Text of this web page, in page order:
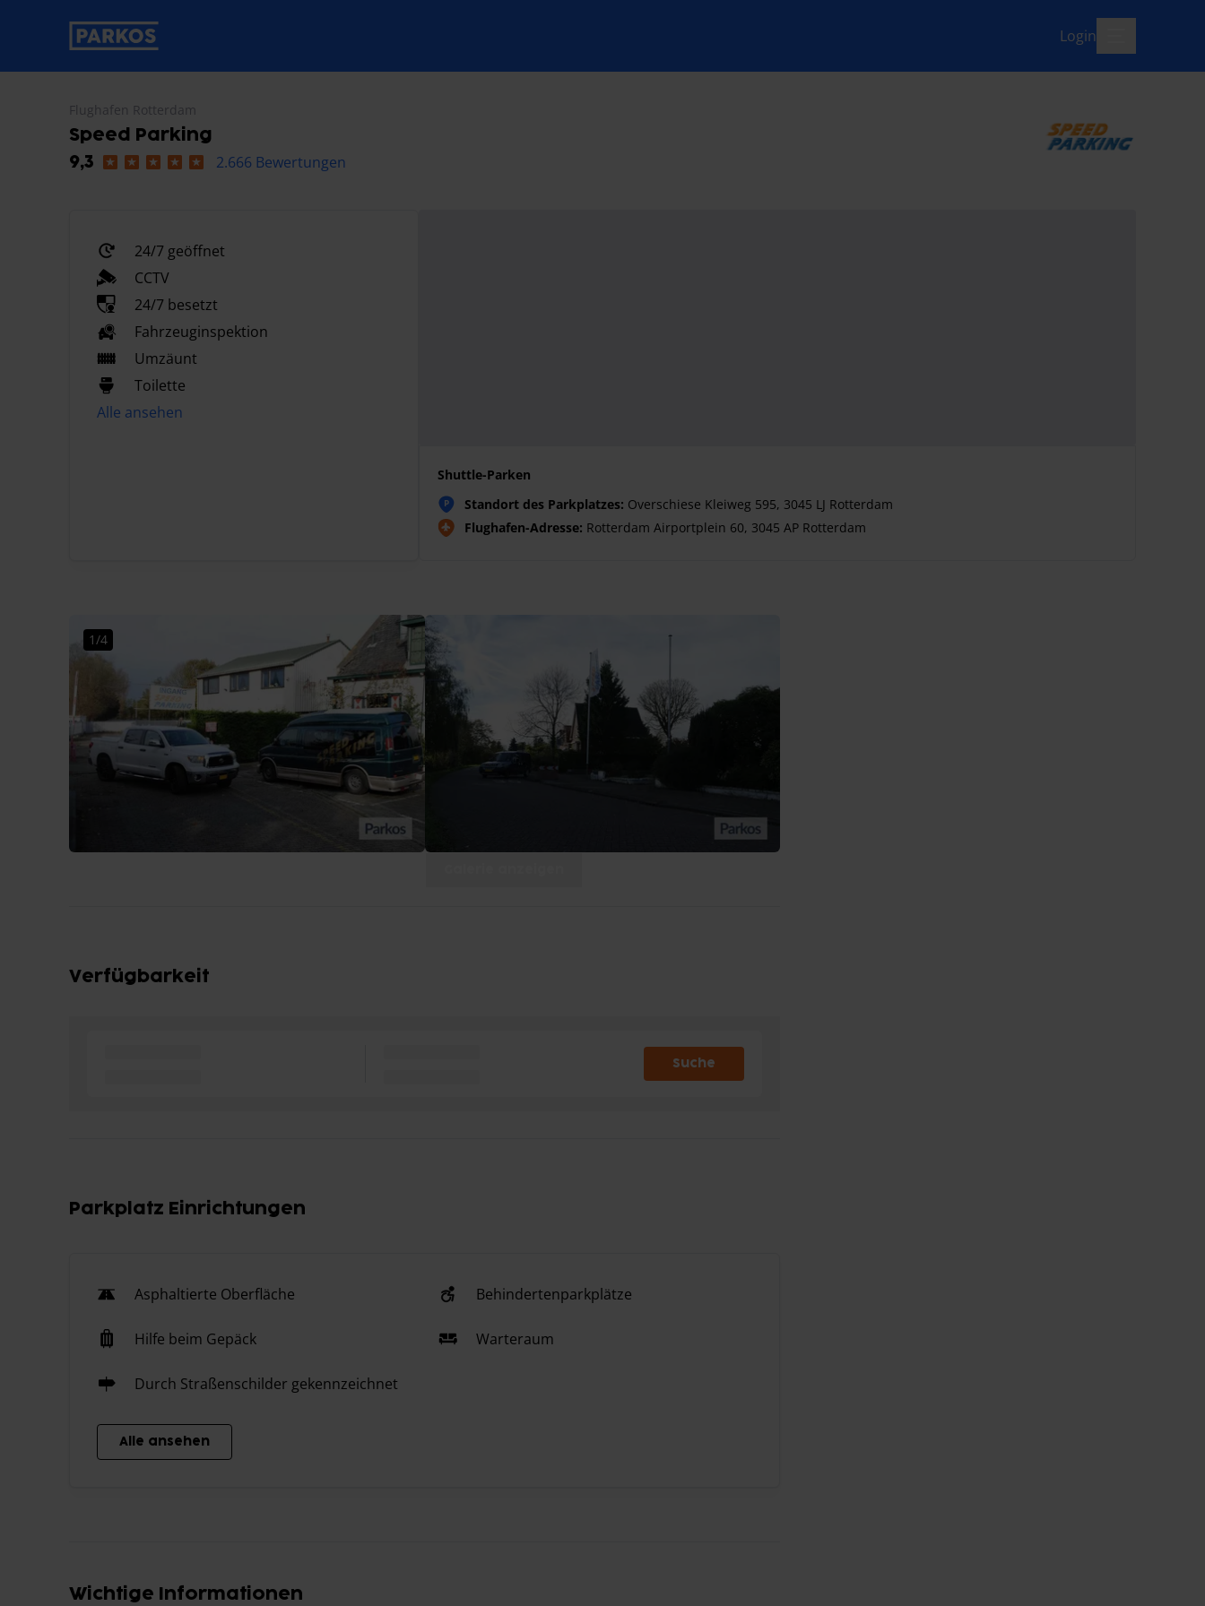
beschriftung-für-primäre-navigation Login
Flughafen Rotterdam
Speed Parking
9,3
2.666 Bewertungen
24/7 geöffnet
CCTV
24/7 besetzt
Fahrzeuginspektion
Umzäunt
Toilette
Alle ansehen
Shuttle-Parken
P Standort des Parkplatzes: Overschiese Kleiweg 595, 3045 LJ Rotterdam
Flughafen-Adresse: Rotterdam Airportplein 60, 3045 AP Rotterdam
1/4
Verfügbarkeit
Suche
Parkplatz Einrichtungen
Asphaltierte Oberfläche Behindertenparkplätze
Hilfe beim Gepäck Warteraum
Durch Straßenschilder gekennzeichnet
Alle ansehen
Wichtige Informationen